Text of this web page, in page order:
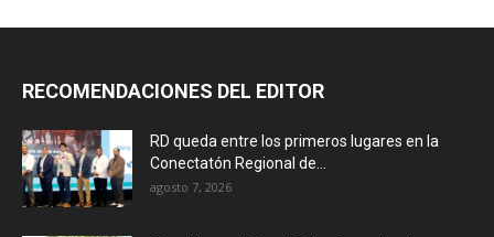
RECOMENDACIONES DEL EDITOR
RD queda entre los primeros lugares en la
Conectatón Regional de...
agosto 7, 2026